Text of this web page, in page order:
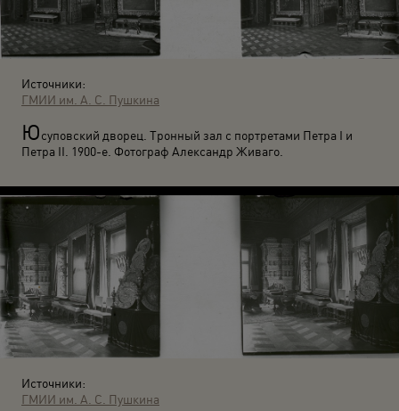
Источники:
ГМИИ им. А. С. Пушкина
Юсуповский дворец. Тронный зал с портретами Петра I и
Петра II. 1900-е. Фотограф Александр Живаго.
Источники:
ГМИИ им. А. С. Пушкина